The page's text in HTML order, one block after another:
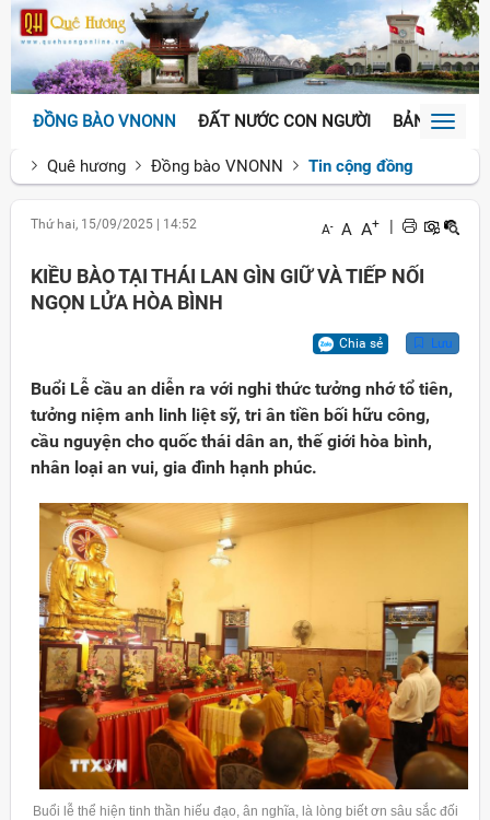
ĐỒNG BÀO VNONN ĐẤT NƯỚC CON NGƯỜI BẢN SẮCToggle
Quê hương
Đồng bào VNONN Tin cộng đồng
Thứ hai, 15/09/2025 14:52 A- A A+
KIỀU BÀO TẠI THÁI LAN GÌN GIỮ VÀ TIẾP NỐI
NGỌN LỬA HÒA BÌNH
Chia sẻ Lưu
Buổi Lễ cầu an diễn ra với nghi thức tưởng nhớ tổ tiên,
tưởng niệm anh linh liệt sỹ, tri ân tiền bối hữu công,
cầu nguyện cho quốc thái dân an, thế giới hòa bình,
nhân loại an vui, gia đình hạnh phúc.
Buổi lễ thể hiện tinh thần hiếu đạo, ân nghĩa, là lòng biết ơn sâu sắc đối